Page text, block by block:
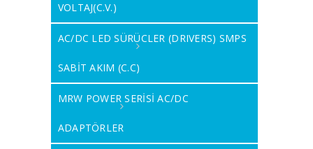
VOLTAJ(C.V.)
AC/DC LED SÜRÜCLER (DRIVERS) SMPS
SABİT AKIM (C.C)
MRW POWER SERİSİ AC/DC
ADAPTÖRLER